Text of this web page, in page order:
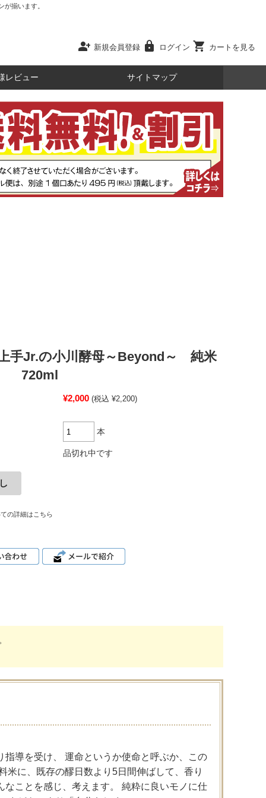
揃います。
person_add 新規会員登録 lock ログイン shopping_cart カートを見る
レビュー サイトマップ
手Jr.の小川酵母～Beyond～ 純米
720ml
¥2,000 (税込 ¥2,200)
本
品切れ中です
の詳細はこちら
導を受け、 運命というか使命と呼ぶか、この
米に、既存の醪日数より5日間伸ばして、香り
ことを感じ、考えます。 純粋に良いモノに仕